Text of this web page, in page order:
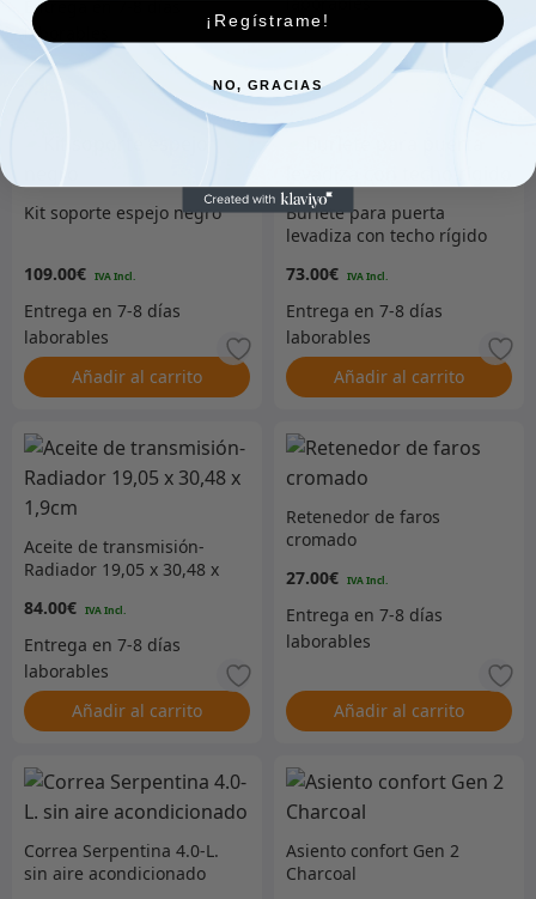
Añadir al carrito Añadir al carrito
Kit soporte espejo negro
109.00€
Añadir al carrito
Burlete para puerta
levadiza con techo rígido
73.00€
Añadir al carrito
Aceite de transmisión-
Radiador 19,05 x 30,48 x
84.00€
Añadir al carrito
Retenedor de faros
cromado
27.00€
Añadir al carrito
Correa Serpentina 4.0-L.
sin aire acondicionado
Asiento confort Gen 2
Charcoal
¡Regístrame!
NO, GRACIAS